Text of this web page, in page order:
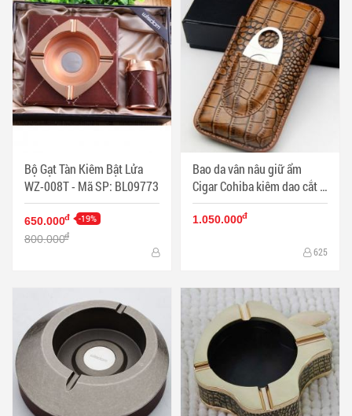
Bộ Gạt Tàn Kiêm Bật Lửa
WZ-008T - Mã SP: BL09773
650.000đ -19%
800.000đ
Bao da vân nâu giữ ẩm
Cigar Cohiba kiêm dao cắt -
Mã SP: PKXG062
1.050.000đ
625